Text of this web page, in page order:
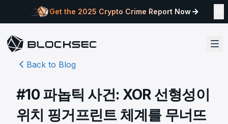
Get the 2025 Crypto Crime Report Now
Back to Blog
#10 파놉틱 사건: XOR 선형성이
위치 핑거프린트 체계를 무너뜨